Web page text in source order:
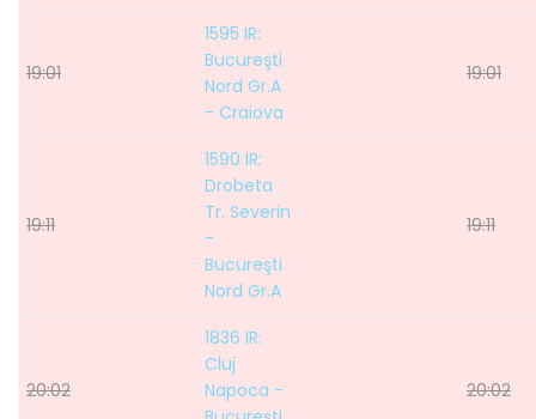
19:01
1595 IR:
Bucureşti
Nord Gr.A
- Craiova
19:01
19:11
1590 IR:
Drobeta
Tr. Severin
-
Bucureşti
Nord Gr.A
19:11
20:02
1836 IR:
Cluj
Napoca -
20:02